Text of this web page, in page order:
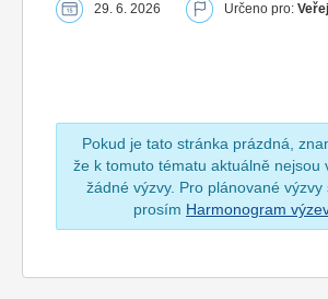
29. 6. 2026 Určeno pro:
Pokud je tato stránka prázdná,
že k tomuto tématu aktuálně nejsou
žádné výzvy. Pro plánované výzvy
prosím Harmonogram výzev